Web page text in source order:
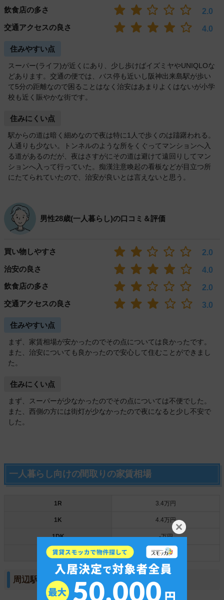
飲食店の多さ
2.0
交通アクセスの良さ
4.0
住みやすい点
スーパー(ライフ)が近くにあり、少し歩けばイズミヤやUNIQLOな
どあります。交通の便では、バス停も近いし阪神出来島駅が歩い
て5分の距離なので困ることはなく治安はあまりよくはないが小学
校も近く賑やかな街です。
住みにくい点
駅からの道は暗く細めなので夜は特に1人で歩くのは躊躇われる。
人通りも少ない。トンネルのような所をくぐってマンションへ入
る道があるのだが、夜はさすがにその道は避けて遠回りしてマン
ションへ入って行っていた。痴漢注意喚起の看板などが目立つ所
にたてられていたので、治安が良いとは言えないと思う。
男性28歳(一人暮らし)の口コミ＆評価
買い物しやすさ
2.0
治安の良さ
4.0
飲食店の多さ
2.0
交通アクセスの良さ
3.0
住みやすい点
まず、家賃相場が安かったのでその点については良かったです。
また、治安についても良かったので安心して住むことができまし
た。
住みにくい点
まず、スーパーが少なかったのでその点については不便でした。
また、西側の方には街灯が少なかったので夜になると少し不安で
した。
一人暮らし向けの間取りの家賃相場
1R 3.4万円
1K 4.4万円
1DK -万円
1LDK -万円
周辺駅との家賃相場比較